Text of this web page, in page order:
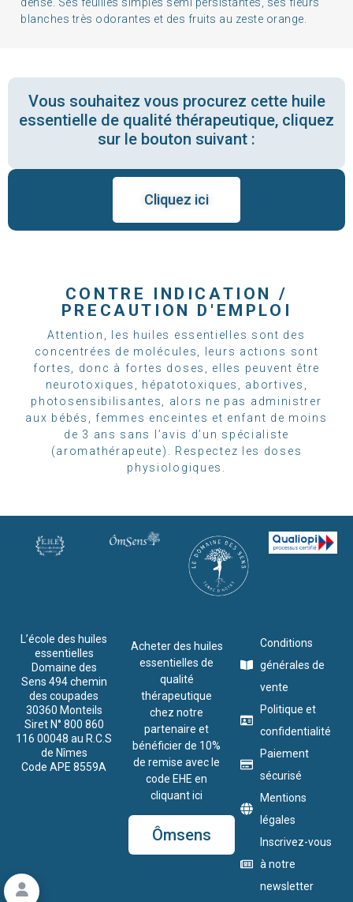
blanches très odorantes et des fruits au zeste orange.
Vous souhaitez vous procurez cette huile
essentielle de qualité thérapeutique, cliquez
sur le bouton suivant :
Cliquez ici
CONTRE INDICATION /
PRECAUTION D'EMPLOI
Attention, les huiles essentielles sont des
concentrées de molécules, leurs actions sont
fortes, donc à fortes doses, elles peuvent être
neurotoxiques, hépatotoxiques, abortives,
photosensibilisantes, alors ne pas administrer
aux bébés, femmes enceintes et enfant de moins
de 3 ans sans l’avis d’un spécialiste
(aromathérapeute). Respectez les doses
physiologiques.
L’école des huiles
essentielles
Domaine des
Sens 494 chemin
des coupades
30360 Monteils
Siret N° 800 860
116 00048 au R.C.S
de Nîmes
Code APE 8559A
Acheter des huiles
essentielles de
qualité
thérapeutique
chez notre
partenaire et
bénéficier de 10%
de remise avec le
code EHE en
cliquant ici
Ômsens
Conditions
générales de
vente
Politique et
confidentialité
Paiement
sécurisé
Mentions
légales
Inscrivez-vous
à notre
newsletter